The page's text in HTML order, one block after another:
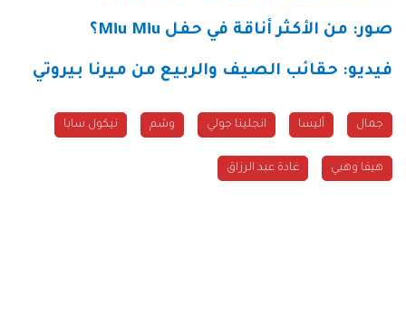
صور: من الأكثر أناقة في حفل ؟
فيديو: حقائب الصيف والربيع من ميرنا بيروتي
جمال أليسا انجلينا جولي وشم نيكول سابا
هيفا وهبي غادة عبد الرزاق